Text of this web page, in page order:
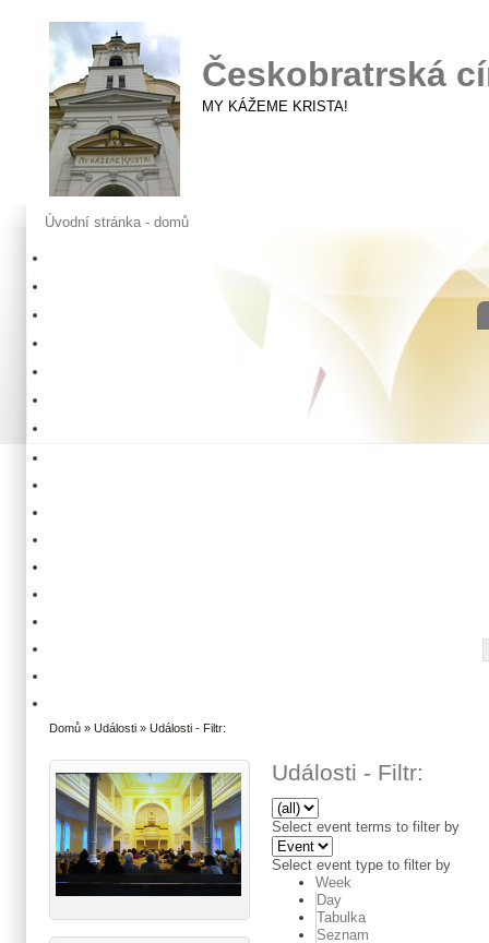
Českobratrská
MY KÁŽEME KRISTA!
Úvodní stránka - domů
Domů » Události » Události - Filtr:
Události - Filtr:
Select event terms to filter by
Select event type to filter by
Week
Day
Tabulka
Seznam